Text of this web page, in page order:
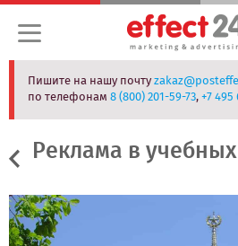
Пишите на нашу почту
по телефонам8 (800) 201-59-73,+7 495
Реклама в